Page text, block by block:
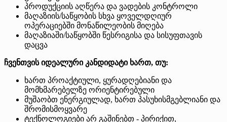
პროდუქციის აღწერა და ვადების კონტროლი
მაღაზიის/საწყობის სხვა ყოველდღიურ
ოპერაციებში მონაწილეობის მიღება
მაღაზიაში/საწყობში წესრიგისა და სისუფთავის
დაცვა
ჩვენთვის იდეალური კანდიდატი ხართ, თუ:
ხართ პროაქტიული, ყურადღებიანი და
მომხმარებელზე ორიენტირებული
მუშაობთ ენერგიულად, ხართ პასუხისმგებლიანი და
შრომისმოყვარე
ტექნოლოგიები არ გაშინებთ - პირიქით,